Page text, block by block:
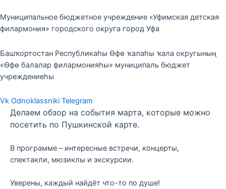
Муниципальное бюджетное учреждение «Уфимская детская
филармония» городского округа город Уфа
Башҡортостан Республикаһы Өфө ҡалаһы ҡала округының
«Өфө балалар филармонияһы» муниципаль бюджет
учреждениеһы
Vk Odnoklassniki Telegram
Делаем обзор на события марта, которые можно
посетить по Пушкинской карте.
В программе – интересные встречи, концерты,
спектакли, мюзиклы и экскурсии.
Уверены, каждый найдёт что-то по душе!